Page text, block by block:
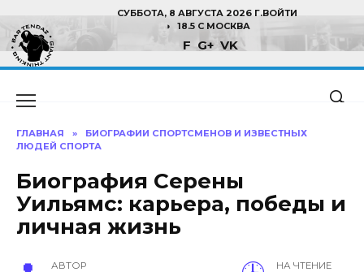
содержанию
СУББОТА, 8 АВГУСТА 2026 Г.ВОЙТИ
18.5 C МОСКВА
F G+ VK
ГЛАВНАЯ »
БИОГРАФИИ СПОРТСМЕНОВ И ИЗВЕСТНЫХ
ЛЮДЕЙ СПОРТА
Биография Серены
Уильямс: карьера, победы и
личная жизнь
АВТОР НА ЧТЕНИЕ